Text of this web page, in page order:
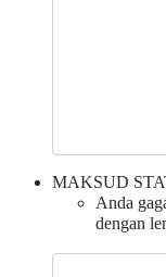
MAKSUD
Anda
dengan